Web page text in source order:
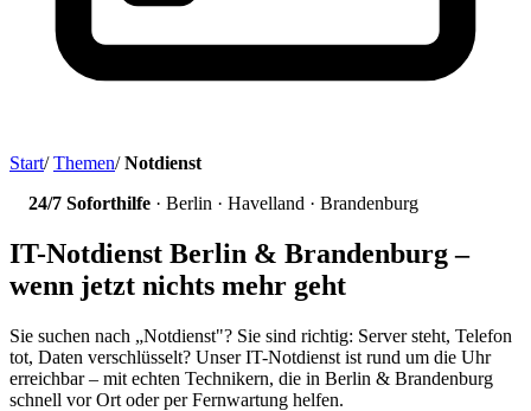
Start/ Themen/ Notdienst
24/7 Soforthilfe · Berlin · Havelland · Brandenburg
IT-Notdienst Berlin & Brandenburg –
wenn jetzt nichts mehr geht
Sie suchen nach „Notdienst"? Sie sind richtig: Server steht, Telefon
tot, Daten verschlüsselt? Unser IT-Notdienst ist rund um die Uhr
erreichbar – mit echten Technikern, die in Berlin & Brandenburg
schnell vor Ort oder per Fernwartung helfen.